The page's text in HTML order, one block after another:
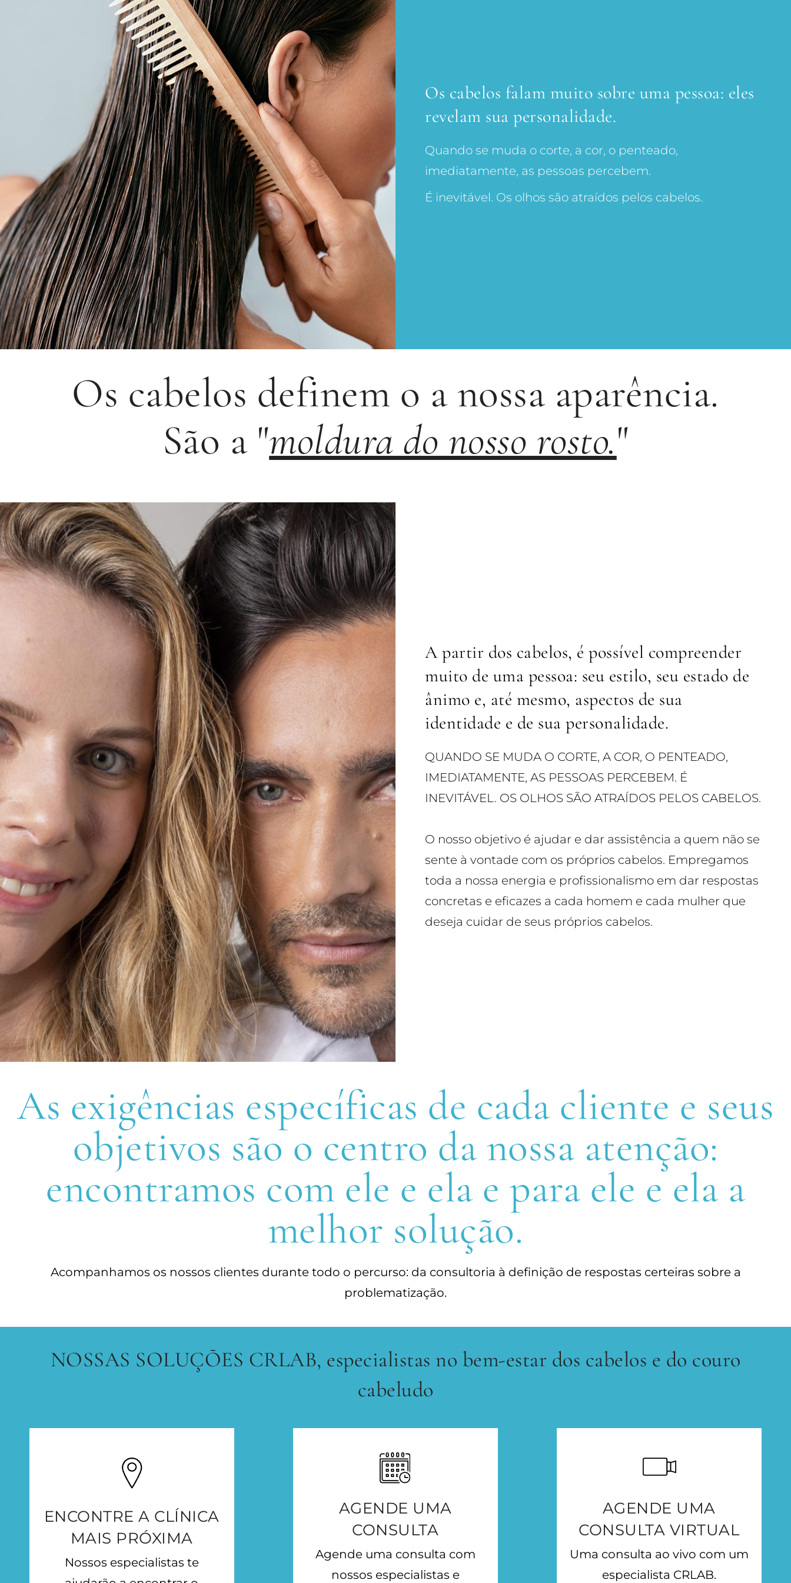
Os cabelos falam muito sobre uma pessoa: eles
revelam sua personalidade.
Quando se muda o corte, a cor, o penteado,
imediatamente, as pessoas percebem.
É inevitável. Os olhos são atraídos pelos cabelos.
Os cabelos definem o a nossa aparência.
São a "moldura do nosso rosto."
A partir dos cabelos, é possível compreender
muito de uma pessoa: seu estilo, seu estado de
ânimo e, até mesmo, aspectos de sua
identidade e de sua personalidade.
QUANDO SE MUDA O CORTE, A COR, O PENTEADO,
IMEDIATAMENTE, AS PESSOAS PERCEBEM. É
INEVITÁVEL. OS OLHOS SÃO ATRAÍDOS PELOS CABELOS.
O nosso objetivo é ajudar e dar assistência a quem não se
sente à vontade com os próprios cabelos. Empregamos
toda a nossa energia e profissionalismo em dar respostas
concretas e eficazes a cada homem e cada mulher que
deseja cuidar de seus próprios cabelos.
As exigências específicas de cada cliente e seus
objetivos são o centro da nossa atenção:
encontramos com ele e ela e para ele e ela a
melhor solução.
Acompanhamos os nossos clientes durante todo o percurso: da consultoria à definição de respostas certeiras sobre a
problematização.
NOSSAS SOLUÇÕES CRLAB, especialistas no bem-estar dos cabelos e do couro
cabeludo
ENCONTRE A CLÍNICA
MAIS PRÓXIMA
Nossos especialistas te
AGENDE UMA
CONSULTA
Agende uma consulta com
nossos especialistas e
AGENDE UMA
CONSULTA VIRTUAL
Uma consulta ao vivo com um
especialista CRLAB.